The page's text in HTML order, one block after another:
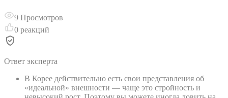
9 Просмотров
0 реакций
Ответ эксперта
В Корее действительно есть свои представления об
«идеальной» внешности — чаще это стройность и